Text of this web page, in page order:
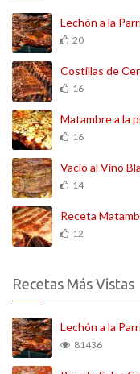
Lechón a la
20
Costillas de
16
Matambre a la
16
Vacío al Vino
14
Receta
12
Recetas Más Vistas
Lechón a la
81436